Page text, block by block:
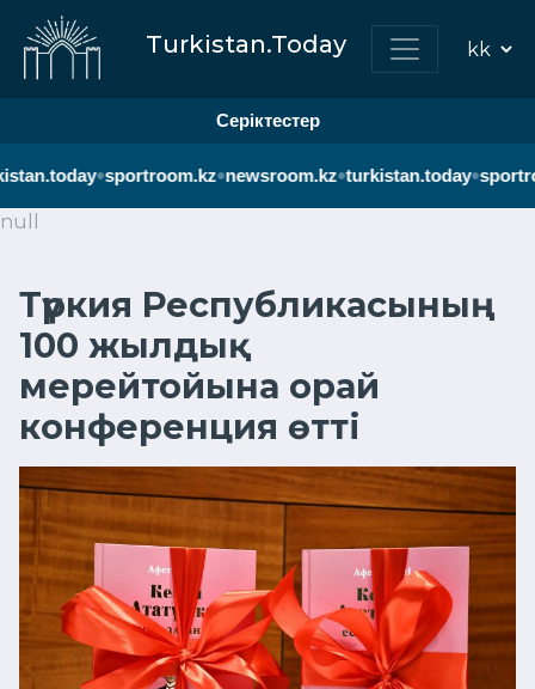
Turkistan.Today
Серіктестер
•sportroom.kz•newsroom.kz•turkistan.today•
null
Түркия Республикасының
100 жылдық
мерейтойына орай
конференция өтті